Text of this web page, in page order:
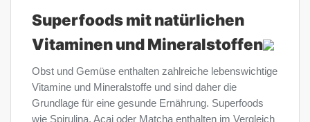
Superfoods mit natürlichen
Vitaminen und Mineralstoffen
Obst und Gemüse enthalten zahlreiche lebenswichtige
Vitamine und Mineralstoffe und sind daher die
Grundlage für eine gesunde Ernährung. Superfoods
wie Spirulina, Acai oder Matcha enthalten im Vergleich